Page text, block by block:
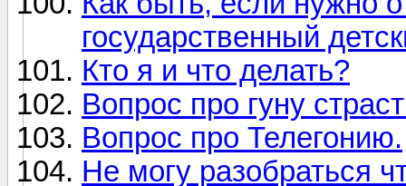
государственный
Кто я и что делать?
Вопрос про гуну
Вопрос про Телегонию.
Не могу разобраться